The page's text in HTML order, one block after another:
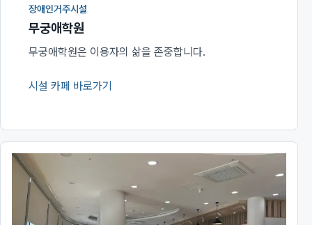
장애인거주시설
무궁애학원
무궁애학원은 이용자의 삶을 존중합니다.
시설 카페 바로가기
(새 창에서 열림)